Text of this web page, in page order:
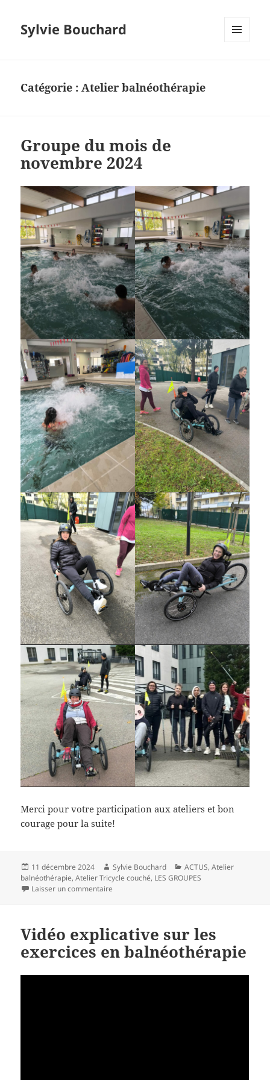
Sylvie Bouchard
Catégorie :Atelier balnéothérapie
Groupe du mois de
novembre 2024
Merci pour votre participation aux ateliers et bon
courage pour la suite!
Publié
le
11 décembre 2024 Auteur
Sylvie Bouchard Catégories
ACTUS,Atelier
balnéothérapie,Atelier Tricycle couché, LES GROUPES
Laisser un commentaire
Vidéo explicative sur les
exercices en balnéothérapie